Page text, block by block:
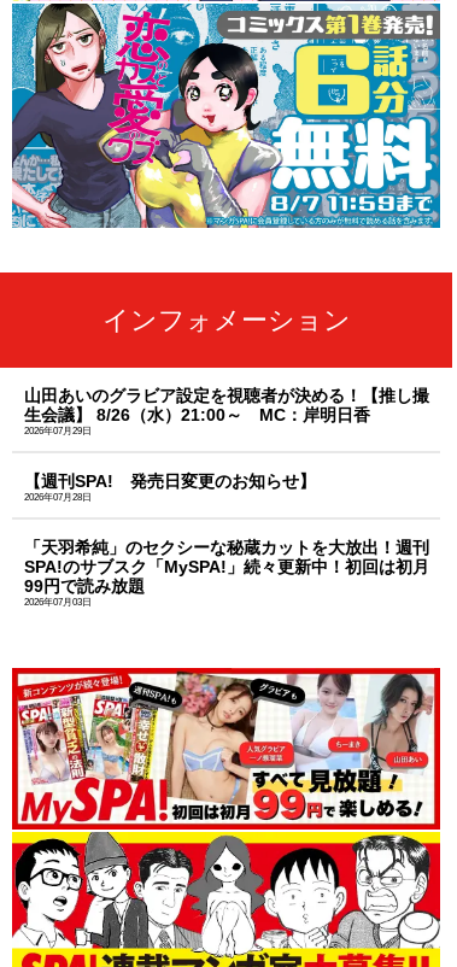
インフォメーション
山田あいのグラビア設定を視聴者が決める！【推し撮
生会議】 8/26（水）21:00～ MC：岸明日香
2026年07月29日
【週刊SPA! 発売日変更のお知らせ】
2026年07月28日
「天羽希純」のセクシーな秘蔵カットを大放出！週刊
SPA!のサブスク「MySPA!」続々更新中！初回は初月
99円で読み放題
2026年07月03日